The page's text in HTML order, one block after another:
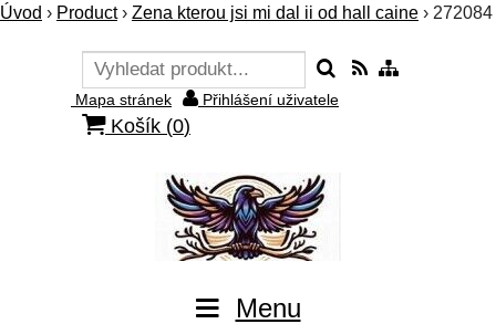
Úvod › Product› Zena kterou jsi mi dal ii od hall caine › 272084
Mapa stránek Přihlášení uživatele
Košík (0)
Menu